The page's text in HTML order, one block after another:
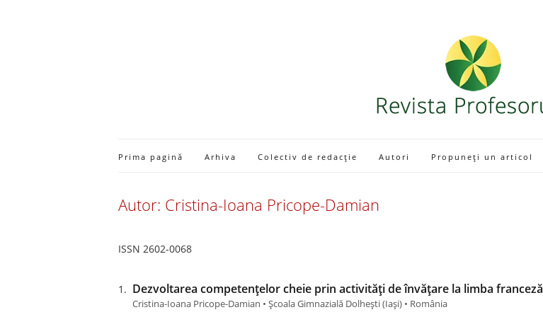
Prima pagină Arhiva Colectiv de redacție Autori Propuneți un articol
Autor: Cristina-Ioana Pricope-Damian
ISSN 2602-0068
Dezvoltarea competențelor cheie prin activități de învățare la limba franceză
Cristina-Ioana Pricope-Damian • Școala Gimnazială Dolhești (Iaşi) • România